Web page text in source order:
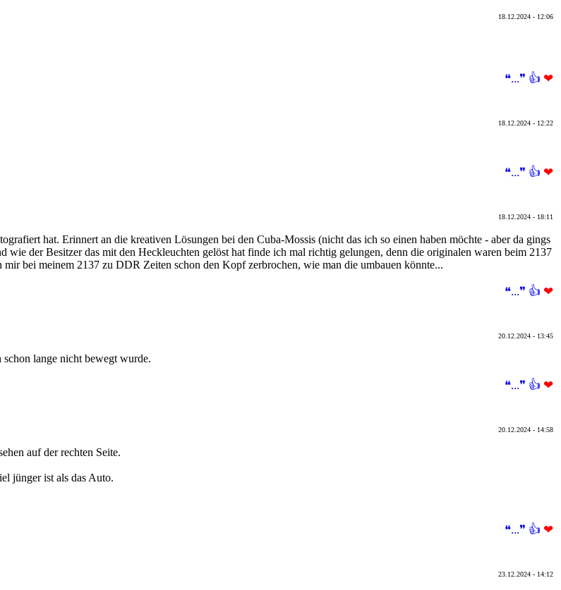
18.12.2024 - 12:06
❝...❞ 👍 ❤
18.12.2024 - 12:22
❝...❞ 👍 ❤
18.12.2024 - 18:11
hat. Erinnert an die kreativen Lösungen bei den Cuba-Mossis (nicht das ich so einen haben möchte - aber da gings
wie der Besitzer das mit den Heckleuchten gelöst hat finde ich mal richtig gelungen, denn die originalen waren beim 2137
mir bei meinem 2137 zu DDR Zeiten schon den Kopf zerbrochen, wie man die umbauen könnte...
❝...❞ 👍 ❤
20.12.2024 - 13:45
schon lange nicht bewegt wurde.
❝...❞ 👍 ❤
20.12.2024 - 14:58
auf der rechten Seite.
jünger ist als das Auto.
❝...❞ 👍 ❤
23.12.2024 - 14:12